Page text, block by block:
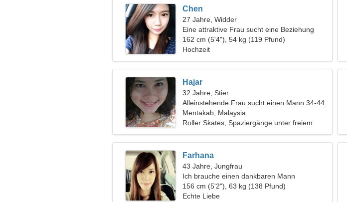
Chen
27 Jahre, Widder
Eine attraktive Frau sucht eine Beziehung
162 cm (5'4"), 54 kg (119 Pfund)
Hochzeit
Hajar
32 Jahre, Stier
Alleinstehende Frau sucht einen Mann 34-44
Mentakab, Malaysia
Roller Skates, Spaziergänge unter freiem
Himmel
Farhana
43 Jahre, Jungfrau
Ich brauche einen dankbaren Mann
156 cm (5'2"), 63 kg (138 Pfund)
Echte Liebe